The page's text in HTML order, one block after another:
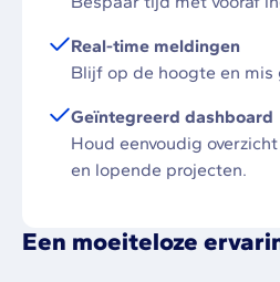
Een moeiteloze
Real-time meldingen
Blijf op de hoogte en mis
Geïntegreerd dashboard
Houd eenvoudig
en lopende projecten.